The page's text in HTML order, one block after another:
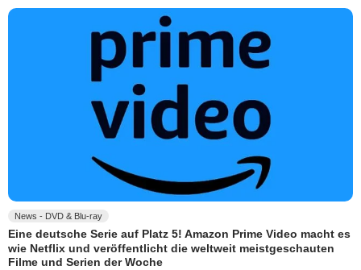
News - DVD & Blu-ray
Eine deutsche Serie auf Platz 5! Amazon Prime Video macht es
wie Netflix und veröffentlicht die weltweit meistgeschauten
Filme und Serien der Woche